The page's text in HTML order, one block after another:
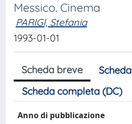
Messico. Cinema
PARIGI, Stefania
1993-01-01
Scheda breve
Scheda completa (DC)
Anno di pubblicazione